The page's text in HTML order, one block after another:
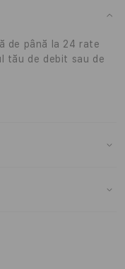
de până la 24 rate
tău de debit sau de